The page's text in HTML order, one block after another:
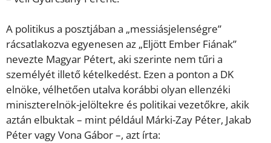
A politikus a posztjában a „messiásjelenségre”
rácsatlakozva egyenesen az „Eljött Ember Fiának”
nevezte Magyar Pétert, aki szerinte nem tűri a
személyét illető kételkedést. Ezen a ponton a DK
elnöke, vélhetően utalva korábbi olyan ellenzéki
miniszterelnök-jelöltekre és politikai vezetőkre, akik
aztán elbuktak – mint például Márki-Zay Péter, Jakab
Péter vagy Vona Gábor –, azt írta: